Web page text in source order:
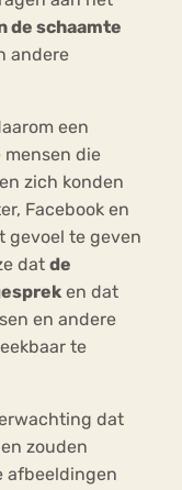
de schaamte
andere
een
die
zich konden
Facebook en
gevoel te geven
dat de
en dat
en andere
te
dat
zouden
afbeeldingen